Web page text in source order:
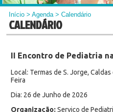
Início >Agenda> Calendário
CALENDÁRIO
II Encontro de Pediatria
Local: Termas de S. Jorge,
Feira
Dia: 26 de Junho de 2026
Organização: Serviço de